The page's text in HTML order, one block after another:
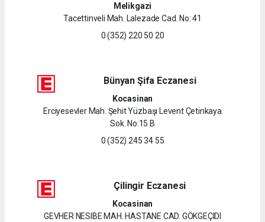
Melikgazi
Tacettinveli Mah. Lalezade Cad. No: 41
0 (352) 220 50 20
Bünyan Şifa Eczanesi
Kocasinan
Erciyesevler Mah. Şehit Yüzbaşı Levent Çetinkaya
Sok. No:15 B
0 (352) 245 34 55
Çilingir Eczanesi
Kocasinan
GEVHER NESIBE MAH. HASTANE CAD. GÖKGEÇIDI